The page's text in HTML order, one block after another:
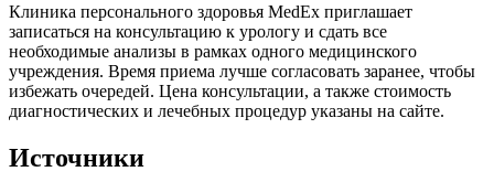
Клиника персонального здоровья MedEx приглашает
записаться на консультацию к урологу и сдать все
необходимые анализы в рамках одного медицинского
учреждения. Время приема лучше согласовать заранее, чтобы
избежать очередей. Цена консультации, а также стоимость
диагностических и лечебных процедур указаны на сайте.
Источники